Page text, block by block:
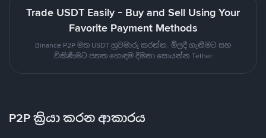
Trade USDT Easily - Buy and Sell Using Your
Favorite Payment Methods
Binance P2P මත USDT හුවමාරු කරන්න. මිලදී ගැනීමට සහ
විකිණීමට පහත හොඳම දීමනා සොයන්න Tether
P2P ක්‍රියා කරන ආකාරය